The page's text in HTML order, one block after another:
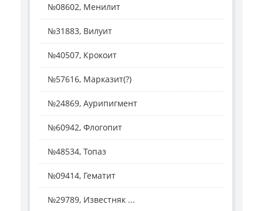
№08602, Менилит
№31883, Вилуит
№40507, Крокоит
№57616, Марказит(?)
№24869, Аурипигмент
№60942, Флогопит
№48534, Топаз
№09414, Гематит
№29789, Известняк ...